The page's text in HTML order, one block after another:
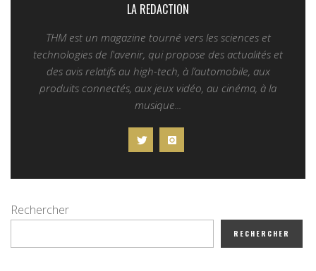
LA REDACTION
THM est un magazine tourné vers les sciences et
technologies de l'avenir, qui propose des actualités et
des avis relatifs au high-tech, à l’automobile, aux
produits connectés, aux jeux vidéo, au cinéma, à la
musique...
Rechercher
RECHERCHER